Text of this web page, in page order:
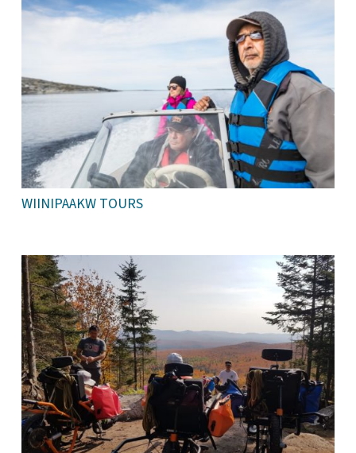
WIINIPAAKW TOURS